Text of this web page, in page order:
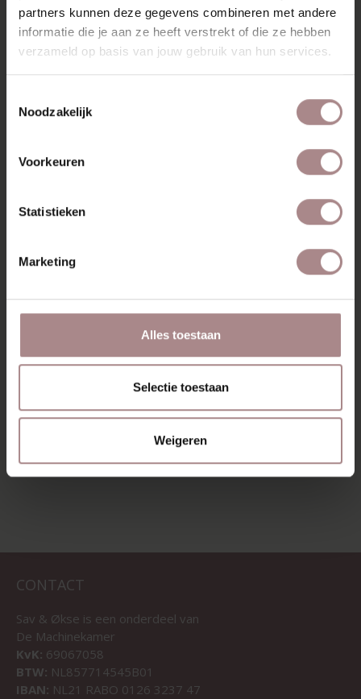
partners kunnen deze gegevens combineren met andere
informatie die je aan ze heeft verstrekt of die ze hebben
verzameld op basis van jouw gebruik van hun services.
Noodzakelijk
Voorkeuren
Statistieken
Marketing
Alles toestaan
Selectie toestaan
Weigeren
RECENT BEKEKEN
ORANJE STICKER &
GLUE REMOVER |
FLACON 250ML
CONTACT
Sav & Økse is een onderdeel van
De Machinekamer
KvK: 69067058
BTW: NL857714545B01
IBAN: NL21 RABO 0126 3237 47